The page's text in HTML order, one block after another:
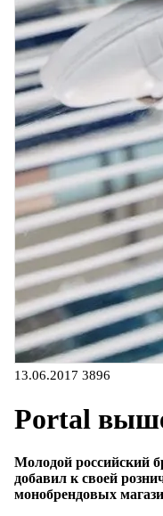
13.06.2017 3896
Portal
Молодой российский
добавил к своей
монобрендовых